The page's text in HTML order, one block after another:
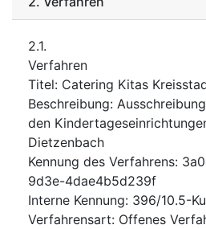
2.1.
Verfahren
Titel: Catering Kitas
Beschreibung:
den
Dietzenbach
Kennung des Verfahrens:
9d3e-4dae4b5d239f
Interne Kennung: 396/10.5-Ku
Verfahrensart: Offenes